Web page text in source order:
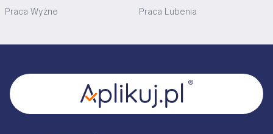
Praca Wyżne Praca Lubenia